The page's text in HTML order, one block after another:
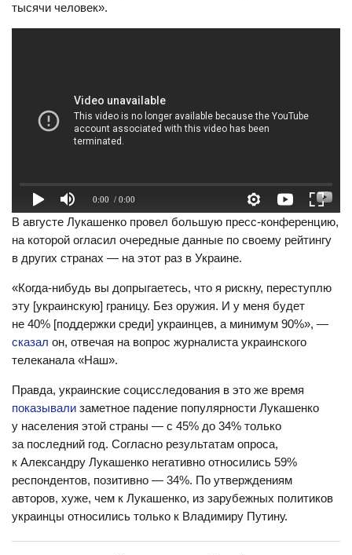
тысячи человек».
0:00 / 0:00
В августе Лукашенко провел большую пресс-конференцию,
на которой огласил очередные данные по своему рейтингу
в других странах — на этот раз в Украине.
«Когда-нибудь вы допрыгаетесь, что я рискну, переступлю
эту [украинскую] границу. Без оружия. И у меня будет
не 40% [поддержки среди] украинцев, а минимум 90%», —
сказал он, отвечая на вопрос журналиста украинского
телеканала «Наш».
Правда, украинские социсследования в это же время
показывали заметное падение популярности Лукашенко
у населения этой страны — с 45% до 34% только
за последний год. Согласно результатам опроса,
к Александру Лукашенко негативно относились 59%
респондентов, позитивно — 34%. По утверждениям
авторов, хуже, чем к Лукашенко, из зарубежных политиков
украинцы относились только к Владимиру Путину.